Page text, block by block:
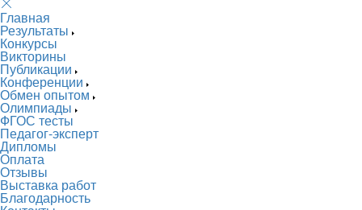
Главная
Результаты
Конкурсы
Викторины
Публикации
Конференции
Обмен опытом
Олимпиады
ФГОС тесты
Педагог-эксперт
Дипломы
Оплата
Отзывы
Выставка работ
Благодарность